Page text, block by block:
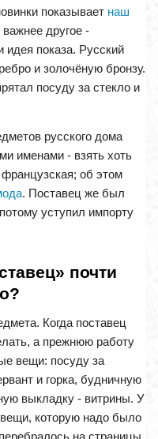
показывает наш
важнее другое -
идея показа. Русский
и золочёную бронзу.
посуду за стекло и
русского дома
именами - взять хоть
об этом
. Поставец же был
уступил импорту
почти
Когда поставец
а прежнюю работу
вещи: посуду за
и горка, будничную
выкладку - витрины. У
которую надо было
на страницы